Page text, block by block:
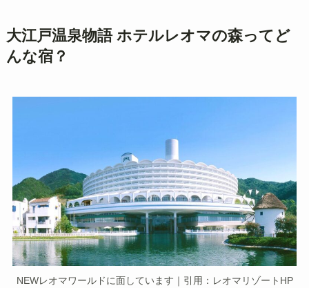
大江戸温泉物語 ホテルレオマの森ってど
んな宿？
NEWレオマワールドに面しています｜引用：レオマリゾートHP